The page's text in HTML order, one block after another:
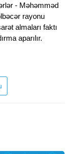
- Məhəmməd
rayonu
almaları faktı
aparılır.